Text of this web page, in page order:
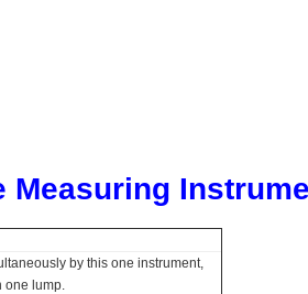
Measuring
by this one instrument,
one lump.